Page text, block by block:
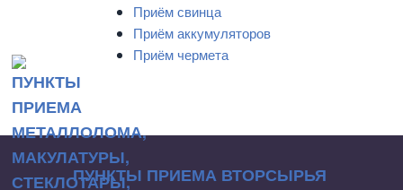
Приём свинца
Приём аккумуляторов
Приём чермета
ПУНКТЫ ПРИЕМА ВТОРСЫРЬЯ